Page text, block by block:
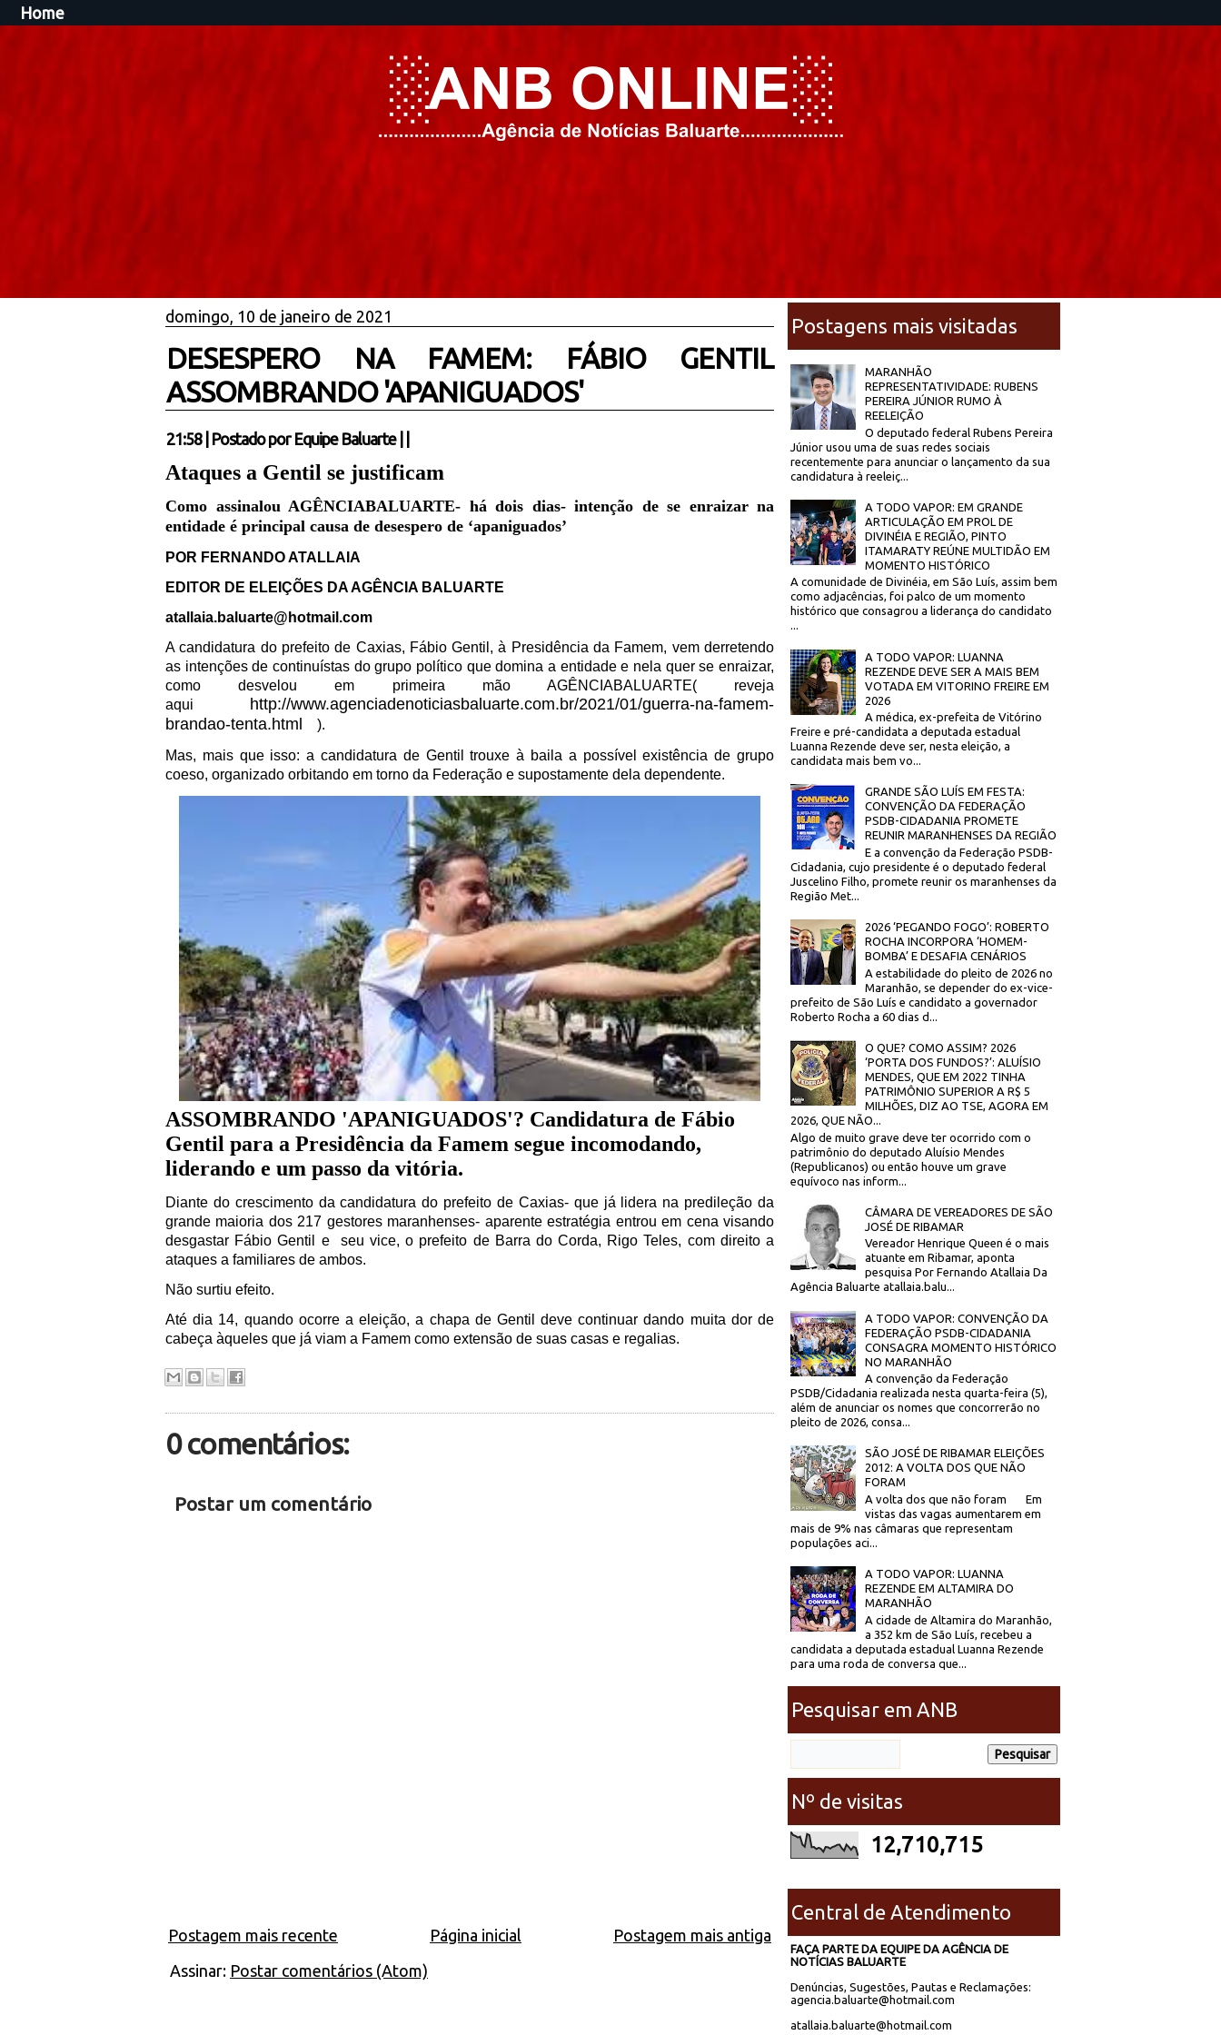
Home
domingo, 10 de janeiro de 2021
DESESPERO NA FAMEM: FÁBIO GENTIL
ASSOMBRANDO 'APANIGUADOS'
21:58| Postado por Equipe Baluarte
Ataques a Gentil se justificam
Como assinalou AGÊNCIABALUARTE- há dois dias- intenção de se enraizar na
entidade é principal causa de desespero de ‘apaniguados’
POR FERNANDO ATALLAIA
EDITOR DE ELEIÇÕES DA AGÊNCIA BALUARTE
atallaia.baluarte@hotmail.com
A candidatura do prefeito de Caxias, Fábio Gentil, à Presidência da Famem, vem derretendo
as intenções de continuístas do grupo político que domina a entidade e nela quer se enraizar,
como desvelou em primeira mão AGÊNCIABALUARTE( reveja
aqui
http://www.agenciadenoticiasbaluarte.com.br/2021/01/guerra-na-famem-
brandao-tenta.html
).
Mas, mais que isso: a candidatura de Gentil trouxe à baila a possível existência de grupo
coeso, organizado orbitando em torno da Federação e supostamente dela dependente.
ASSOMBRANDO 'APANIGUADOS'? Candidatura de Fábio
Gentil para a Presidência da Famem segue incomodando,
liderando e um passo da vitória.
Diante do crescimento da candidatura do prefeito de Caxias- que já lidera na predileção da
grande maioria dos 217 gestores maranhenses- aparente estratégia entrou em cena visando
desgastar Fábio Gentil e
seu vice, o prefeito de Barra do Corda, Rigo Teles, com direito a
ataques a familiares de ambos.
Não surtiu efeito.
Até dia 14, quando ocorre a eleição, a chapa de Gentil deve continuar dando muita dor de
cabeça àqueles que já viam a Famem como extensão de suas casas e regalias.
0 comentários:
Postar um comentário
Postagem mais recente Postagem mais antiga
Página inicial
Assinar: Postar comentários (Atom)
Postagens mais visitadas
MARANHÃO
REPRESENTATIVIDADE: RUBENS
PEREIRA JÚNIOR RUMO À
REELEIÇÃO
O deputado federal Rubens Pereira
Júnior usou uma de suas redes sociais
recentemente para anunciar o lançamento da sua
candidatura à reeleiç...
A TODO VAPOR: EM GRANDE
ARTICULAÇÃO EM PROL DE
DIVINÉIA E REGIÃO, PINTO
ITAMARATY REÚNE MULTIDÃO EM
MOMENTO HISTÓRICO
A comunidade de Divinéia, em São Luís, assim bem
como adjacências, foi palco de um momento
histórico que consagrou a liderança do candidato
...
A TODO VAPOR: LUANNA
REZENDE DEVE SER A MAIS BEM
VOTADA EM VITORINO FREIRE EM
2026
A médica, ex-prefeita de Vitórino
Freire e pré-candidata a deputada estadual
Luanna Rezende deve ser, nesta eleição, a
candidata mais bem vo...
GRANDE SÃO LUÍS EM FESTA:
CONVENÇÃO DA FEDERAÇÃO
PSDB-CIDADANIA PROMETE
REUNIR MARANHENSES DA REGIÃO
E a convenção da Federação PSDB-
Cidadania, cujo presidente é o deputado federal
Juscelino Filho, promete reunir os maranhenses da
Região Met...
2026 ‘PEGANDO FOGO’: ROBERTO
ROCHA INCORPORA ‘HOMEM-
BOMBA’ E DESAFIA CENÁRIOS
A estabilidade do pleito de 2026 no
Maranhão, se depender do ex-vice-
prefeito de São Luís e candidato a governador
Roberto Rocha a 60 dias d...
O QUE? COMO ASSIM? 2026
‘PORTA DOS FUNDOS?’: ALUÍSIO
MENDES, QUE EM 2022 TINHA
PATRIMÔNIO SUPERIOR A R$ 5
MILHÕES, DIZ AO TSE, AGORA EM
2026, QUE NÃO...
Algo de muito grave deve ter ocorrido com o
patrimônio do deputado Aluísio Mendes
(Republicanos) ou então houve um grave
equívoco nas inform...
CÂMARA DE VEREADORES DE SÃO
JOSÉ DE RIBAMAR
Vereador Henrique Queen é o mais
atuante em Ribamar, aponta
pesquisa Por Fernando Atallaia Da
Agência Baluarte atallaia.balu...
A TODO VAPOR: CONVENÇÃO DA
FEDERAÇÃO PSDB-CIDADANIA
CONSAGRA MOMENTO HISTÓRICO
NO MARANHÃO
A convenção da Federação
PSDB/Cidadania realizada nesta quarta-feira (5),
além de anunciar os nomes que concorrerão no
pleito de 2026, consa...
SÃO JOSÉ DE RIBAMAR ELEIÇÕES
2012: A VOLTA DOS QUE NÃO
FORAM
A volta dos que não foram Em
vistas das vagas aumentarem em
mais de 9% nas câmaras que representam
populações aci...
A TODO VAPOR: LUANNA
REZENDE EM ALTAMIRA DO
MARANHÃO
A cidade de Altamira do Maranhão,
a 352 km de São Luís, recebeu a
candidata a deputada estadual Luanna Rezende
para uma roda de conversa que...
Pesquisar em ANB
Nº de visitas
12,710,715
Central de Atendimento
FAÇA PARTE DA EQUIPE DA AGÊNCIA DE
NOTÍCIAS BALUARTE
Denúncias, Sugestões, Pautas e Reclamações:
agencia.baluarte@hotmail.com
atallaia.baluarte@hotmail.com